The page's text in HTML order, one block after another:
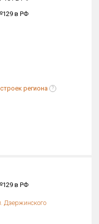
в РФ
региона ?
в РФ
Дзержинского